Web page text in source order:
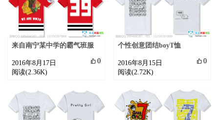
来自南宁某中学的霸气班服
 0
2016年8月17日
阅读(2.36K)
个性创意团结boyT恤
 0
2016年8月15日
阅读(2.72K)